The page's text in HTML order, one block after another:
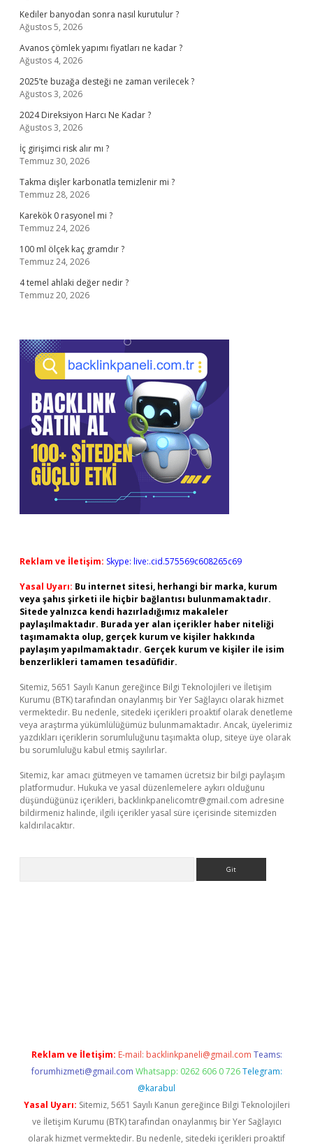
Kediler banyodan sonra nasıl kurutulur ?
Ağustos 5, 2026
Avanos çömlek yapımı fiyatları ne kadar ?
Ağustos 4, 2026
2025’te buzağa desteği ne zaman verilecek ?
Ağustos 3, 2026
2024 Direksiyon Harcı Ne Kadar ?
Ağustos 3, 2026
İç girişimci risk alır mı ?
Temmuz 30, 2026
Takma dişler karbonatla temizlenir mi ?
Temmuz 28, 2026
Karekök 0 rasyonel mi ?
Temmuz 24, 2026
100 ml ölçek kaç gramdır ?
Temmuz 24, 2026
4 temel ahlaki değer nedir ?
Temmuz 20, 2026
Reklam ve İletişim: Skype: live:.cid.575569c608265c69
Yasal Uyarı: Bu internet sitesi, herhangi bir marka, kurum
veya şahıs şirketi ile hiçbir bağlantısı bulunmamaktadır.
Sitede yalnızca kendi hazırladığımız makaleler
paylaşılmaktadır. Burada yer alan içerikler haber niteliği
taşımamakta olup, gerçek kurum ve kişiler hakkında
paylaşım yapılmamaktadır. Gerçek kurum ve kişiler ile isim
benzerlikleri tamamen tesadüfidir.
Sitemiz, 5651 Sayılı Kanun gereğince Bilgi Teknolojileri ve İletişim
Kurumu (BTK) tarafından onaylanmış bir Yer Sağlayıcı olarak hizmet
vermektedir. Bu nedenle, sitedeki içerikleri proaktif olarak denetleme
veya araştırma yükümlülüğümüz bulunmamaktadır. Ancak, üyelerimiz
yazdıkları içeriklerin sorumluluğunu taşımakta olup, siteye üye olarak
bu sorumluluğu kabul etmiş sayılırlar.
Sitemiz, kar amacı gütmeyen ve tamamen ücretsiz bir bilgi paylaşım
platformudur. Hukuka ve yasal düzenlemelere aykırı olduğunu
düşündüğünüz içerikleri, backlinkpanelicomtr@gmail.com adresine
bildirmeniz halinde, ilgili içerikler yasal süre içerisinde sitemizden
kaldırılacaktır.
Reklam ve İletişim: E-mail: backlinkpaneli@gmail.com Teams:
forumhizmeti@gmail.com Whatsapp: 0262 606 0 726 Telegram:
@karabul
Yasal Uyarı: Sitemiz, 5651 Sayılı Kanun gereğince Bilgi Teknolojileri
ve İletişim Kurumu (BTK) tarafından onaylanmış bir Yer Sağlayıcı
olarak hizmet vermektedir. Bu nedenle, sitedeki içerikleri proaktif